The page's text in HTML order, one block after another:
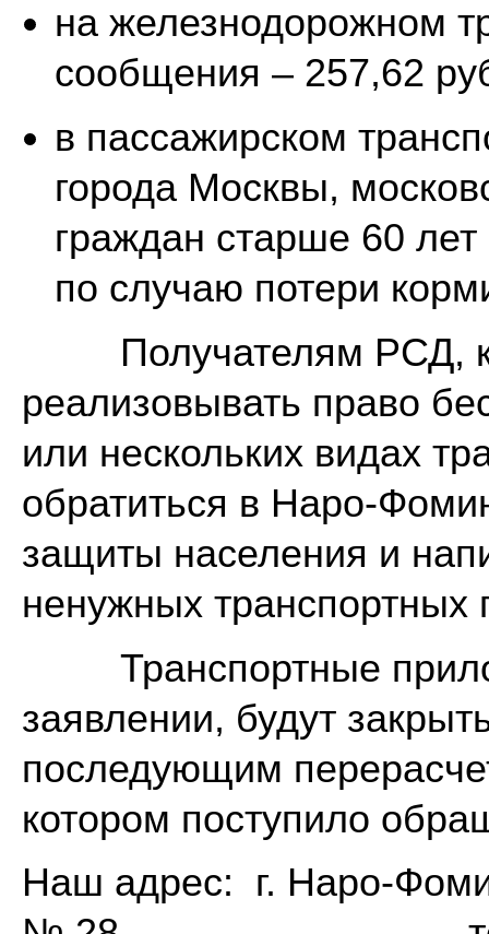
на железнодорожном
сообщения – 257,62
в пассажирском
города Москвы,
граждан старше 60
по случаю потери
Получателям РСД,
реализовывать право
или нескольких видах
обратиться в Наро-
защиты населения и
ненужных транспортных
Транспортные
заявлении,
последующим
котором поступило
Наш адрес: г. Наро-